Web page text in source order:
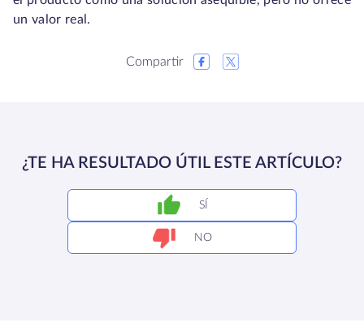
un valor real.
Compartir
¿TE HA RESULTADO ÚTIL ESTE ARTÍCULO?
SÍ
NO